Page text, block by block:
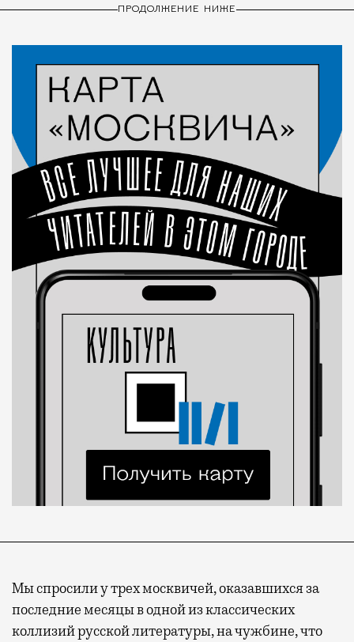
ПРОДОЛЖЕНИЕ НИЖЕ
Мы спросили у трех москвичей, оказавшихся за
последние месяцы в одной из классических
коллизий русской литературы, на чужбине, что